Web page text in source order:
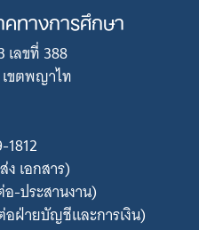
ทางการศึกษา
เลขที่ 388
ขตพญาไท
1812
ง เอกสาร)
-ประสานงาน)
อฝ่ายบัญชีและการเงิน)